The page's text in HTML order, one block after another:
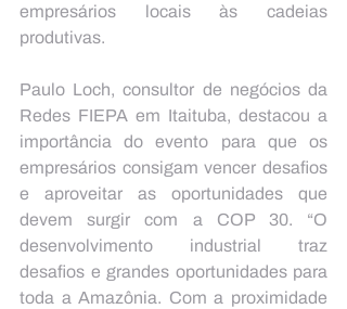
empresários locais às cadeias
produtivas.
Paulo Loch, consultor de negócios da
Redes FIEPA em Itaituba, destacou a
importância do evento para que os
empresários consigam vencer desafios
e aproveitar as oportunidades que
devem surgir com a COP 30. “O
desenvolvimento industrial traz
desafios e grandes oportunidades para
toda a Amazônia. Com a proximidade